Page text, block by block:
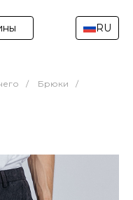
RU
/ Брюки
/